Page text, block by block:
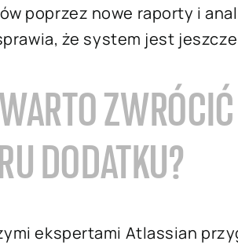
poprzez nowe raporty i
że system jest
DODATKU?
ekspertami Atlassian